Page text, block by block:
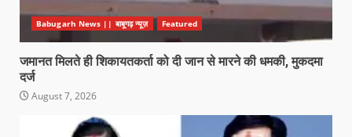
Babugarh News || बाबूगढ़ न्यूज़ Featured
जमानत मिलते ही शिकायतकर्ता को दी जान से मारने की धमकी, मुकदमा
दर्ज
August 7, 2026